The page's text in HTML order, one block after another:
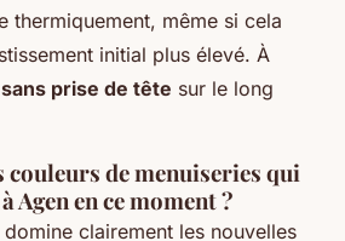
thermiquement, même si cela
initial plus élevé. À
sans prise de tête sur le long
couleurs de menuiseries qui
Agen en ce moment ?
clairement les nouvelles